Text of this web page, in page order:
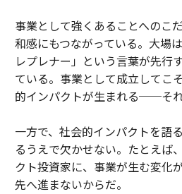
事業として強くあることへのこ
和感にもつながっている。大場
レプレナー」という言葉が先行
ている。事業として成立してこ
的インパクトが生まれる──それ
一方で、社会的インパクトを語
るうえで欠かせない。たとえば
クト投資家に、事業が生む変化
先へ進まないからだ。